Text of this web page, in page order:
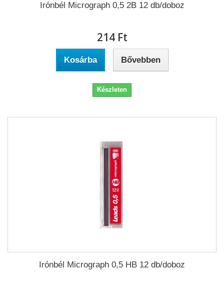
Irónbél Micrograph 0,5 2B 12 db/doboz
214 Ft‎
Kosárba Bővebben
Készleten
Irónbél Micrograph 0,5 HB 12 db/doboz